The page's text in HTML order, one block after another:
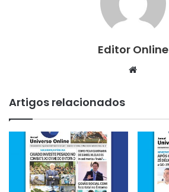
Editor Online
Website
Artigos relacionados